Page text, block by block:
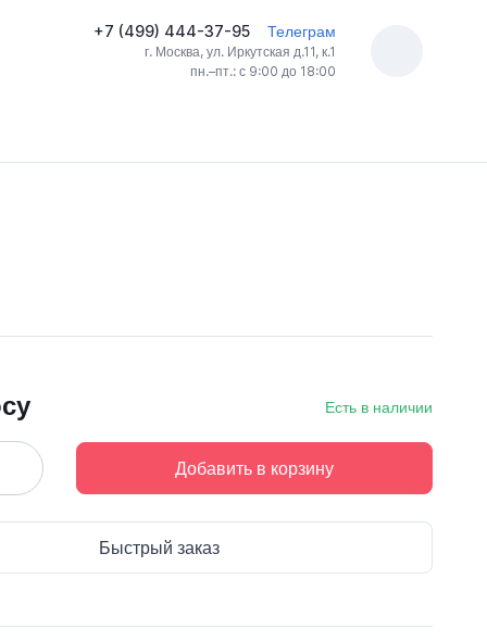
+7 (499) 444-37-95 Телеграм
г. Москва, ул. Иркутская д.11, к.1
пн.–пт.: с 9:00 до 18:00
Есть в наличии
Добавить в корзину
Быстрый заказ